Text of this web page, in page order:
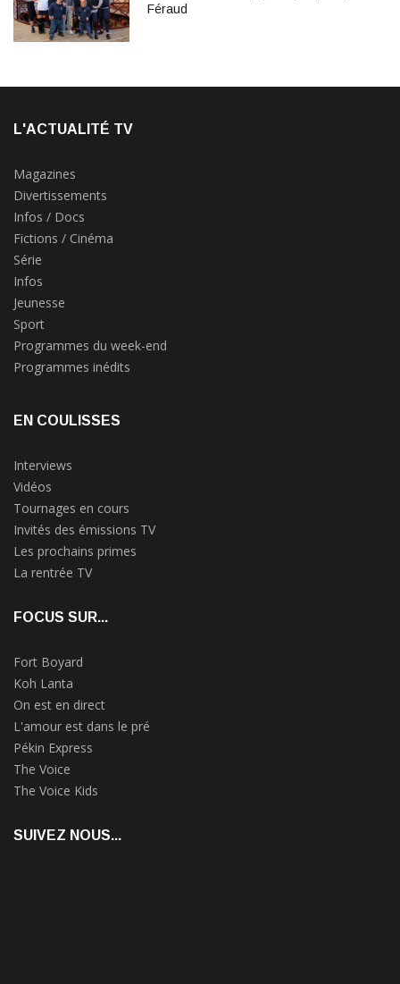
Féraud
L'ACTUALITÉ TV
Magazines
Divertissements
Infos / Docs
Fictions / Cinéma
Série
Infos
Jeunesse
Sport
Programmes du week-end
Programmes inédits
EN COULISSES
Interviews
Vidéos
Tournages en cours
Invités des émissions TV
Les prochains primes
La rentrée TV
FOCUS SUR...
Fort Boyard
Koh Lanta
On est en direct
L'amour est dans le pré
Pékin Express
The Voice
The Voice Kids
SUIVEZ NOUS...